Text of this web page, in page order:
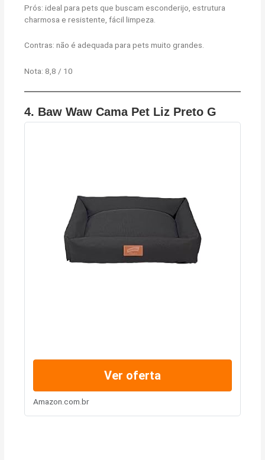
Prós: ideal para pets que buscam esconderijo, estrutura
charmosa e resistente, fácil limpeza.
Contras: não é adequada para pets muito grandes.
Nota: 8,8 / 10
4. Baw Waw Cama Pet Liz Preto G
Ver oferta
Amazon.com.br